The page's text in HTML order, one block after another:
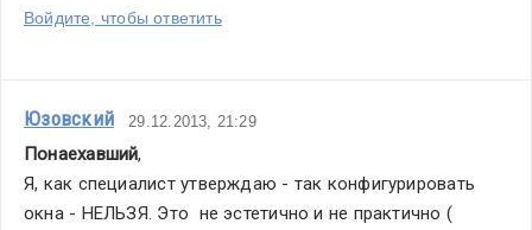
Войдите, чтобы ответить
Юзовский 29.12.2013, 21:29
Понаехавший,
Я, как специалист утверждаю - так конфигурировать
окна - НЕЛЬЗЯ. Это  не эстетично и не практично (